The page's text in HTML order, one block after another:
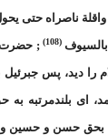
ناصراه حتی
بالسیوف(108)
; حضرت
را دید، پس
بلندمرتبه به
بحق حسن و حسین